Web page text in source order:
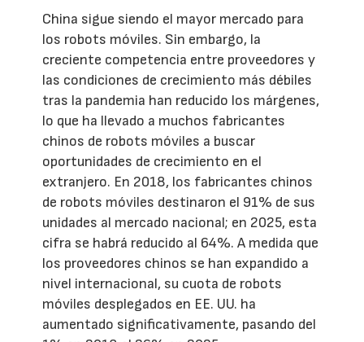
China sigue siendo el mayor mercado para
los robots móviles. Sin embargo, la
creciente competencia entre proveedores y
las condiciones de crecimiento más débiles
tras la pandemia han reducido los márgenes,
lo que ha llevado a muchos fabricantes
chinos de robots móviles a buscar
oportunidades de crecimiento en el
extranjero. En 2018, los fabricantes chinos
de robots móviles destinaron el 91% de sus
unidades al mercado nacional; en 2025, esta
cifra se habrá reducido al 64%. A medida que
los proveedores chinos se han expandido a
nivel internacional, su cuota de robots
móviles desplegados en EE. UU. ha
aumentado significativamente, pasando del